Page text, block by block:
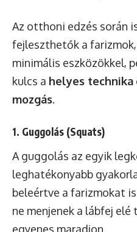
Az otthoni edzés során
fejleszthetők a
minimális eszközökkel,
kulcs a helyes technika
mozgás.
1. Guggolás (Squats)
A guggolás az egyik
leghatékonyabb
beleértve a farizmokat
ne menjenek a lábfej elé
egyenes maradjon.